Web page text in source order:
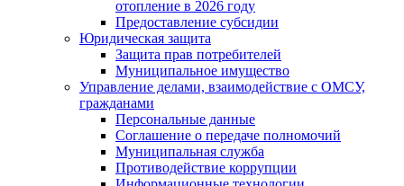
отопление в 2026 году
Предоставление субсидии
Юридическая защита
Защита прав потребителей
Муниципальное имущество
Управление делами, взаимодействие с ОМСУ,
гражданами
Персональные данные
Соглашение о передаче полномочий
Муниципальная служба
Противодействие коррупции